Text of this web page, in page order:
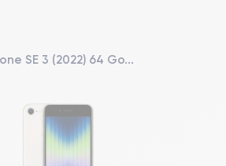
SE 3 (2022) 64 Go...